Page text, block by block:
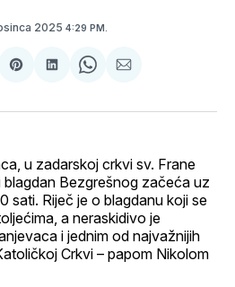
2025 4:29 PM.
SharepodijeliSharepodijeli
u zadarskoj crkvi sv. Frane
Bezgrešnog začeća uz
sati. Riječ je o blagdanu koji se
a neraskidivo je
i jednim od najvažnijih
Crkvi – papom Nikolom